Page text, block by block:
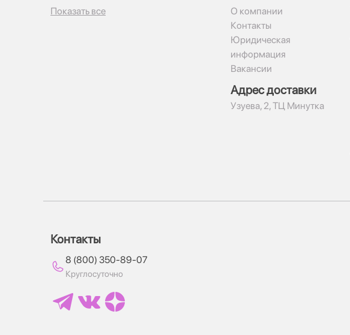
Показать все
О компании
Контакты
Юридическая
информация
Вакансии
Адрес доставки
​Узуева, 2, ТЦ Минутка
Контакты
8 (800) 350-89-07
Круглосуточно